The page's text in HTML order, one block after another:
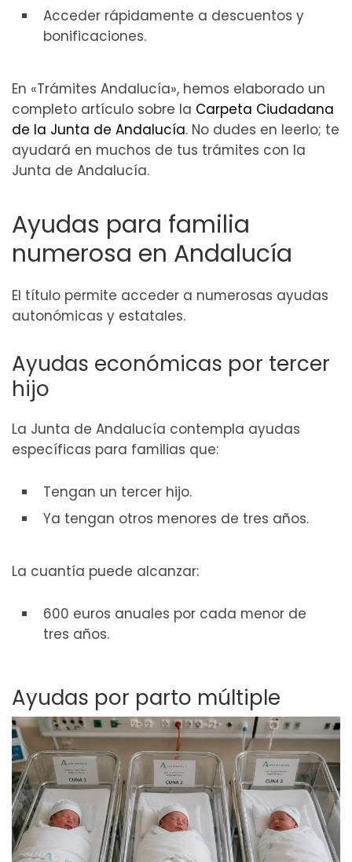
Acceder rápidamente a descuentos y
bonificaciones.
En «Trámites Andalucía», hemos elaborado un
completo artículo sobre la Carpeta Ciudadana
de la Junta de Andalucía. No dudes en leerlo; te
ayudará en muchos de tus trámites con la
Junta de Andalucía.
Ayudas para familia
numerosa en Andalucía
El título permite acceder a numerosas ayudas
autonómicas y estatales.
Ayudas económicas por tercer
hijo
La Junta de Andalucía contempla ayudas
específicas para familias que:
Tengan un tercer hijo.
Ya tengan otros menores de tres años.
La cuantía puede alcanzar:
600 euros anuales por cada menor de
tres años.
Ayudas por parto múltiple